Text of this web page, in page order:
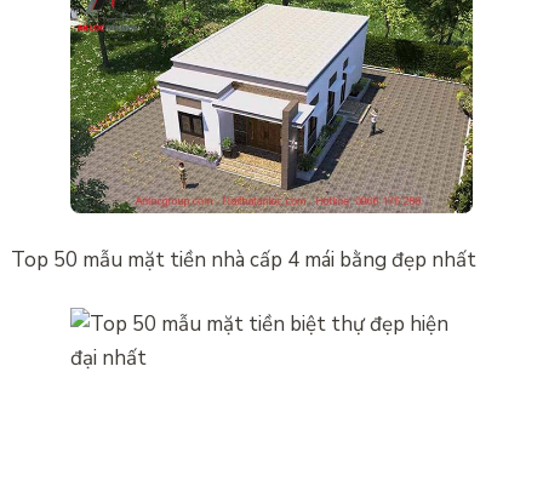
Top 50 mẫu mặt tiền nhà cấp 4 mái bằng đẹp nhất